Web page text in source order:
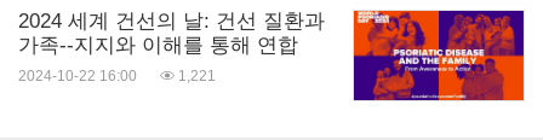
2024 세계 건선의 날: 건선 질환과
가족--지지와 이해를 통해 연합
2024-10-22 16:00 1,221